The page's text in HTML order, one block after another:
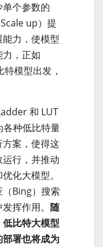
个参数的
up）提
力，使模型
，正如
模型出发，
和 LUT
种低比特量
案，使得这
行，并推动
化大模型。
Bing）搜索
挥作用。 随
比特大模型
署也将成为